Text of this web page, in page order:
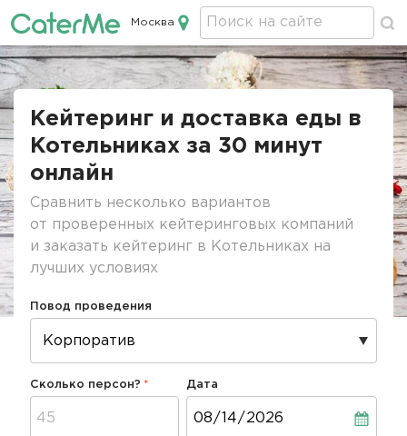
Кейтеринг в Москве
Москва
Строка
Кейтеринг и доставка еды в
Котельниках за 30 минут
онлайн
Сравнить несколько вариантов
от проверенных кейтеринговых компаний
и заказать кейтеринг в Котельниках на
лучших условиях
Повод проведения
Сколько персон? Дата